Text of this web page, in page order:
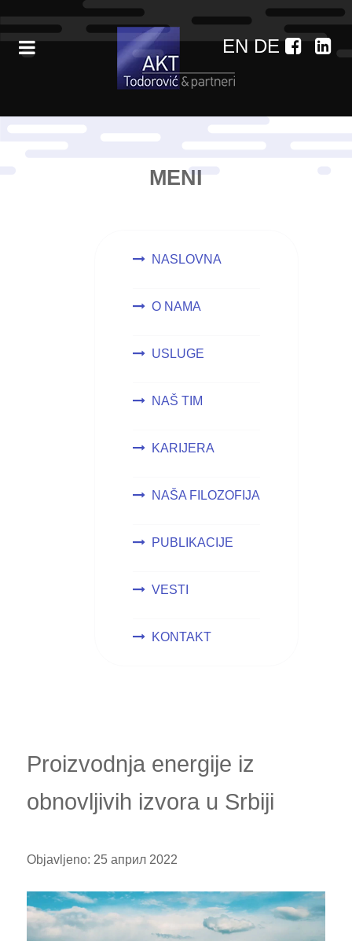
EN DE
MENI
NASLOVNA
O NAMA
USLUGE
NAŠ TIM
KARIJERA
NAŠA FILOZOFIJA
PUBLIKACIJE
VESTI
KONTAKT
Proizvodnja energije iz
obnovljivih izvora u Srbiji
Objavljeno: 25 април 2022